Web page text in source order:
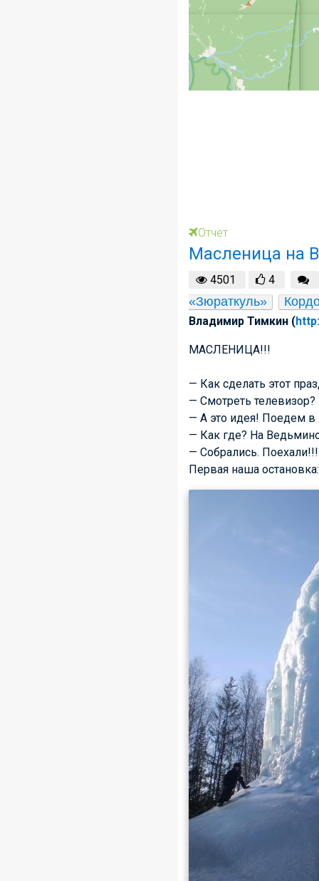
Отчет
Масленица на
4501 4
«Зюраткуль»
Владимир Тимкин (
МАСЛЕНИЦА!!!
— Как сделать этот
— Смотреть
— А это идея! Поедем в
— Как где? На
— Собрались. Поехали!!!
Первая наша